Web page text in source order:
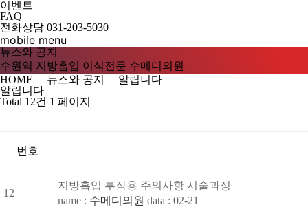
이벤트
FAQ
전화상담 031-203-5030
mobile menu
뉴스와 공지
수원역 지방흡입 이식전문 수메디의원
HOME
뉴스와 공지
알립니다
알립니다
Total 12건 1 페이지
번호
12
지방흡입 부작용 주의사항 시술과정
name : 수메디의원 data : 02-21